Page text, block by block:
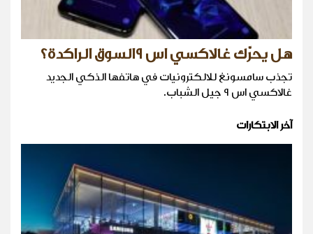
هل يحرّك غالاكسي اس ٩السوق الراكدة؟
تجذب سامسونغ للالكترونيات في هاتفها الذكي الجديد
غالاكسي اس ٩ جيل الشباب.
آخر الابتكارات